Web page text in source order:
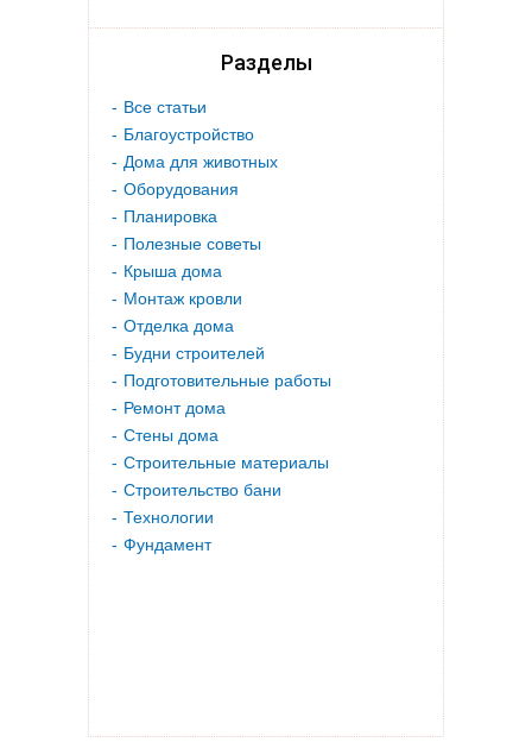
Разделы
Все статьи
Благоустройство
Дома для животных
Оборудования
Планировка
Полезные советы
Крыша дома
Монтаж кровли
Отделка дома
Будни строителей
Подготовительные работы
Ремонт дома
Стены дома
Строительные материалы
Строительство бани
Технологии
Фундамент